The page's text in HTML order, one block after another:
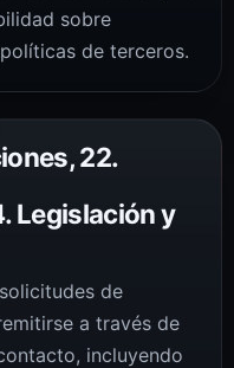
sobre
de terceros.
22.
Legislación y
de
a través de
incluyendo